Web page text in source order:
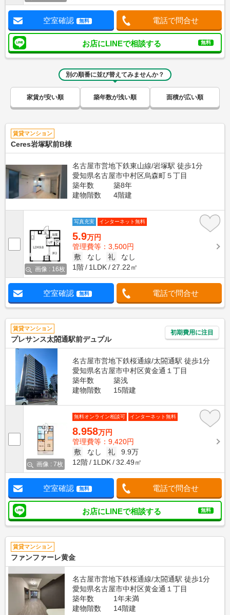
空室確認 無料 電話で問合せ
お店にLINEで相談する 無料
別の順番に並び替えてみませんか？
家賃が安い順 築年数が浅い順 面積が広い順
賃貸マンション
Ceres岩塚駅前B棟
名古屋市営地下鉄東山線/岩塚駅 徒歩1分
愛知県名古屋市中村区烏森町５丁目
築年数
築8年
建物階数
4階建
画像 : 16枚
写真充実 インターネット無料
5.9万円
管理費等：3,500円
敷
なし 礼
なし
1階
1LDK 27.22㎡
空室確認 無料 電話で問合せ
賃貸マンション
プレサンス太閤通駅前デュプル
初期費用に注目
名古屋市営地下鉄桜通線/太閤通駅 徒歩1分
愛知県名古屋市中村区黄金通１丁目
築年数
築浅
建物階数
15階建
画像 : 7枚
無料オンライン相談可 インターネット無料
8.958万円
管理費等：9,420円
敷
なし 礼
9.9万
12階
1LDK 32.49㎡
空室確認 無料 電話で問合せ
お店にLINEで相談する 無料
賃貸マンション
ファンファーレ黄金
名古屋市営地下鉄桜通線/太閤通駅 徒歩1分
愛知県名古屋市中村区黄金通１丁目
築年数
1年未満
建物階数
14階建